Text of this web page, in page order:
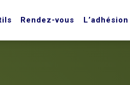
Rendez-vous L’adhésion